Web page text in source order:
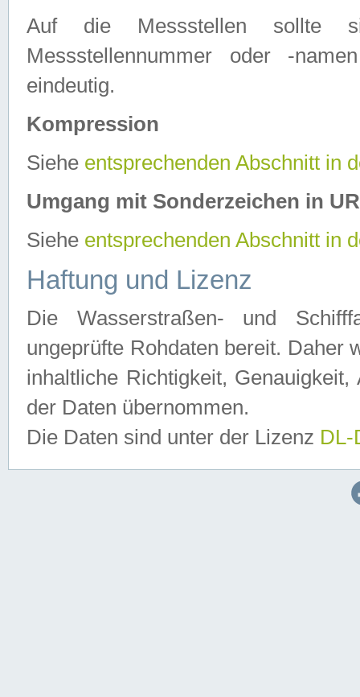
Auf die Messstellen sollte
Messstellennummer oder -
eindeutig.
Kompression
Siehe entsprechenden Abschnitt in
Umgang mit Sonderzeichen in
Siehe entsprechenden Abschnitt in
Haftung und Lizenz
Die Wasserstraßen- und
ungeprüfte Rohdaten bereit. Daher
inhaltliche Richtigkeit,
der Daten übernommen.
Die Daten sind unter der Lizenz